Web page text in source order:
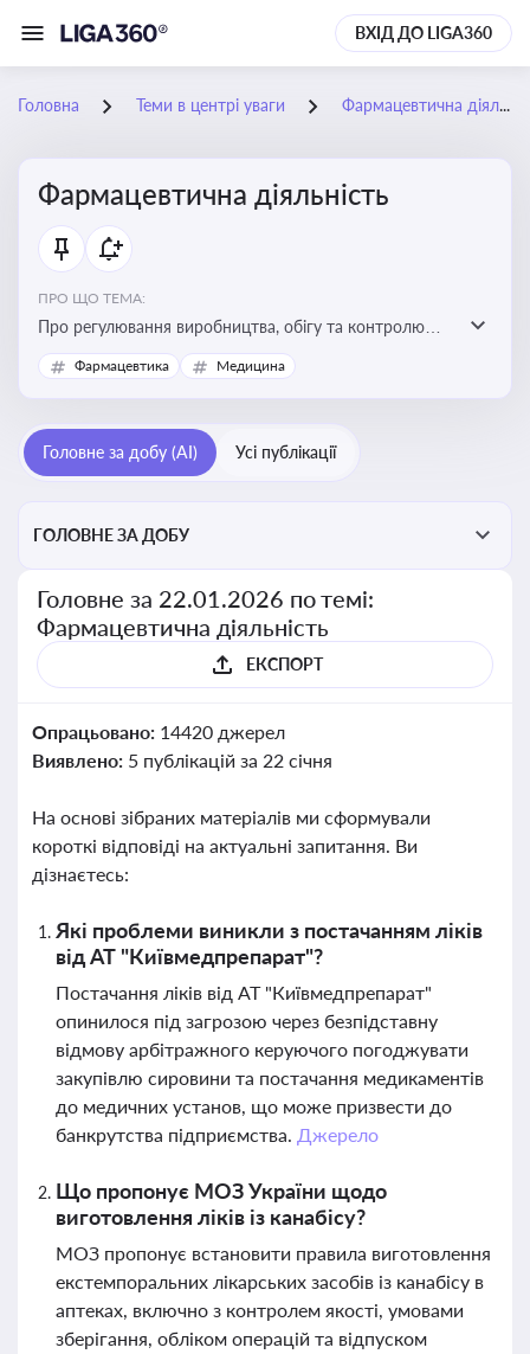
ВХІД ДО LIGA360
Головна Теми в центрі уваги Фармацевтична діяльність
Фармацевтична діяльність
ПРО ЩО ТЕМА:
Про регулювання виробництва, обігу та контролю
лікарських засобів для легальної роботи компаній та
аптек, з дотриманням стандартів якості та безпеки
Фармацевтика Медицина
Головне за добу (AI) Усі публікації
ГОЛОВНЕ ЗА ДОБУ
Головне за 22.01.2026 по темі:
Фармацевтична діяльність
ЕКСПОРТ
Опрацьовано: 14420 джерел
Виявлено: 5 публікацій за 22 січня
На основі зібраних матеріалів ми сформували
короткі відповіді на актуальні запитання. Ви
дізнаєтесь:
Які проблеми виникли з постачанням ліків
від АТ "Київмедпрепарат"?
Постачання ліків від АТ "Київмедпрепарат"
опинилося під загрозою через безпідставну
відмову арбітражного керуючого погоджувати
закупівлю сировини та постачання медикаментів
до медичних установ, що може призвести до
банкрутства підприємства. Джерело
Що пропонує МОЗ України щодо
виготовлення ліків із канабісу?
МОЗ пропонує встановити правила виготовлення
екстемпоральних лікарських засобів із канабісу в
аптеках, включно з контролем якості, умовами
зберігання, обліком операцій та відпуском